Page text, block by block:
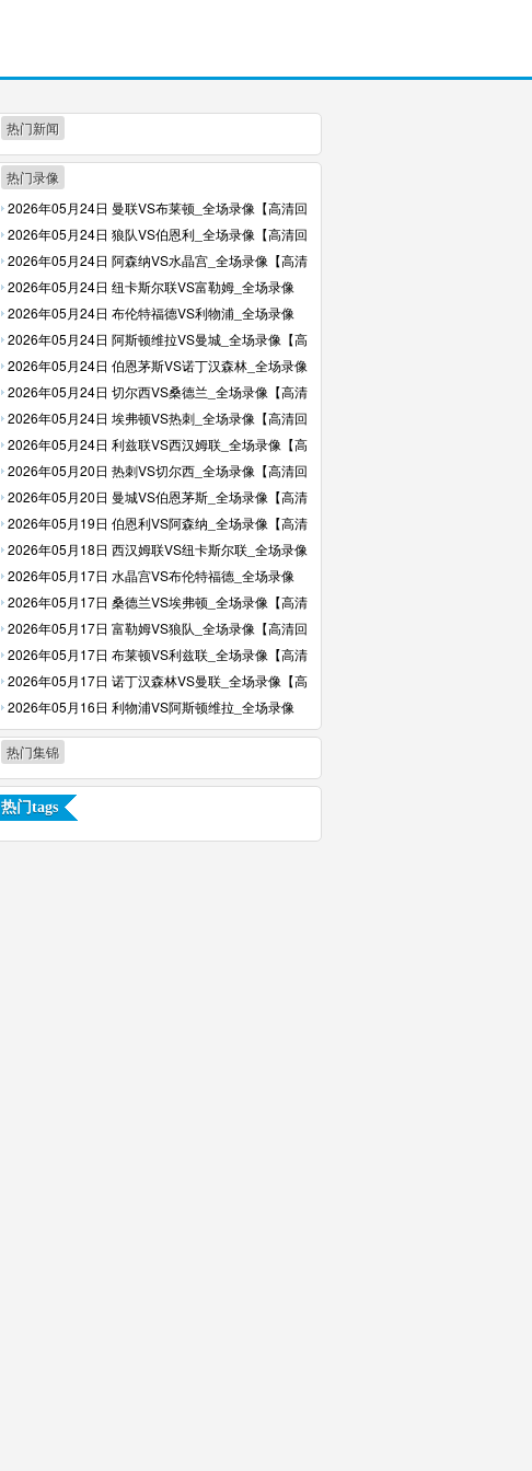
热门新闻
热门录像
2026年05月24日 曼联VS布莱顿_全场录像【高清回
放】
2026年05月24日 狼队VS伯恩利_全场录像【高清回
放】
2026年05月24日 阿森纳VS水晶宫_全场录像【高清
回放】
2026年05月24日 纽卡斯尔联VS富勒姆_全场录像
【高清回放】
2026年05月24日 布伦特福德VS利物浦_全场录像
【高清回放】
2026年05月24日 阿斯顿维拉VS曼城_全场录像【高
清回放】
2026年05月24日 伯恩茅斯VS诺丁汉森林_全场录像
【高清回放】
2026年05月24日 切尔西VS桑德兰_全场录像【高清
回放】
2026年05月24日 埃弗顿VS热刺_全场录像【高清回
放】
2026年05月24日 利兹联VS西汉姆联_全场录像【高
清回放】
2026年05月20日 热刺VS切尔西_全场录像【高清回
放】
2026年05月20日 曼城VS伯恩茅斯_全场录像【高清
回放】
2026年05月19日 伯恩利VS阿森纳_全场录像【高清
回放】
2026年05月18日 西汉姆联VS纽卡斯尔联_全场录像
【高清回放】
2026年05月17日 水晶宫VS布伦特福德_全场录像
【高清回放】
2026年05月17日 桑德兰VS埃弗顿_全场录像【高清
回放】
2026年05月17日 富勒姆VS狼队_全场录像【高清回
放】
2026年05月17日 布莱顿VS利兹联_全场录像【高清
回放】
2026年05月17日 诺丁汉森林VS曼联_全场录像【高
清回放】
2026年05月16日 利物浦VS阿斯顿维拉_全场录像
【高清回放】
热门集锦
热门tags